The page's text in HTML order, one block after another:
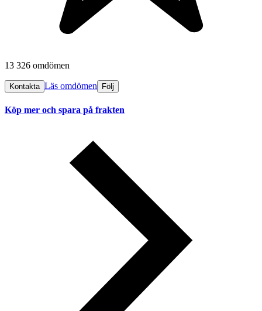
13 326 omdömen
Kontakta Läs omdömen Följ
Köp mer och spara på frakten